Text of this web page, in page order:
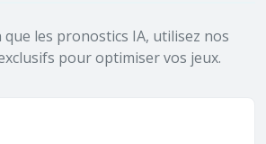
les pronostics IA, utilisez nos
pour optimiser vos jeux.